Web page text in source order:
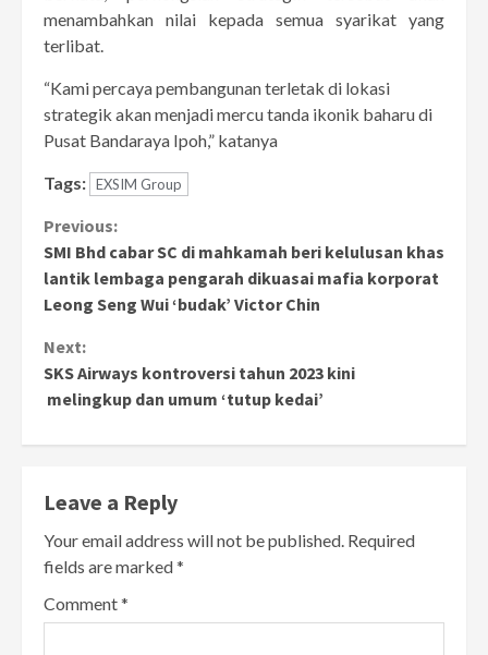
menambahkan nilai kepada semua syarikat yang
terlibat.
“Kami percaya pembangunan terletak di lokasi
strategik akan menjadi mercu tanda ikonik baharu di
Pusat Bandaraya Ipoh,” katanya
Tags: EXSIM Group
Continue
Reading
Previous:
SMI Bhd cabar SC di mahkamah beri kelulusan khas
lantik lembaga pengarah dikuasai mafia korporat
Leong Seng Wui ‘budak’ Victor Chin
Next:
SKS Airways kontroversi tahun 2023 kini
melingkup dan umum ‘tutup kedai’
Leave a Reply
Your email address will not be published. Required
fields are marked*
Comment*